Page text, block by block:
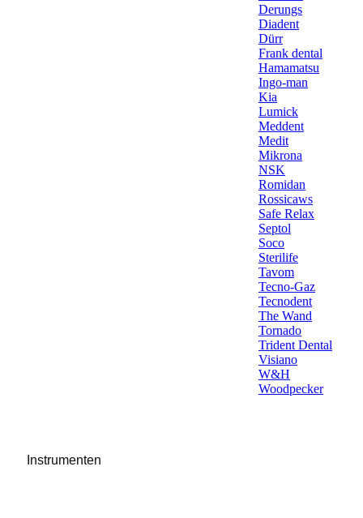
Derungs
Diadent
Dürr
Frank dental
Hamamatsu
Ingo-man
Kia
Lumick
Meddent
Medit
Mikrona
NSK
Romidan
Rossicaws
Safe Relax
Septol
Soco
Sterilife
Tavom
Tecno-Gaz
Tecnodent
The Wand
Tornado
Trident Dental
Visiano
W&H
Woodpecker
Instrumenten